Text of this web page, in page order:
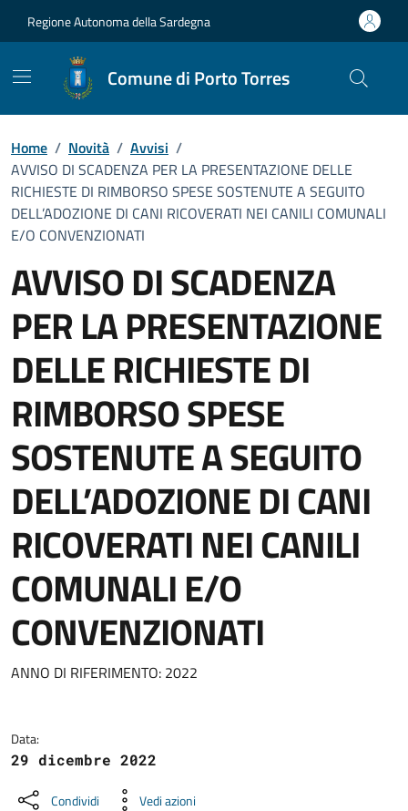
Regione Autonoma della Sardegna
Comune di Porto Torres
Home / Novità / Avvisi /
AVVISO DI SCADENZA PER LA PRESENTAZIONE DELLE
RICHIESTE DI RIMBORSO SPESE SOSTENUTE A SEGUITO
DELL’ADOZIONE DI CANI RICOVERATI NEI CANILI COMUNALI
E/O CONVENZIONATI
AVVISO DI SCADENZA
PER LA PRESENTAZIONE
DELLE RICHIESTE DI
RIMBORSO SPESE
SOSTENUTE A SEGUITO
DELL’ADOZIONE DI CANI
RICOVERATI NEI CANILI
COMUNALI E/O
CONVENZIONATI
Dettagli della notizia
ANNO DI RIFERIMENTO: 2022
Data:
29 dicembre 2022
Condividi Vedi azioni